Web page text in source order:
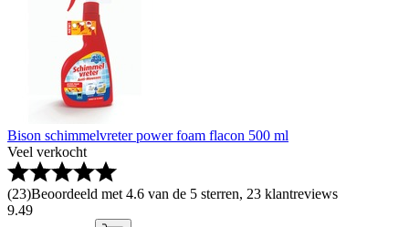
Bison schimmelvreter power foam flacon 500 ml
Veel verkocht
(23)Beoordeeld met 4.6 van de 5 sterren, 23 klantreviews
9.49